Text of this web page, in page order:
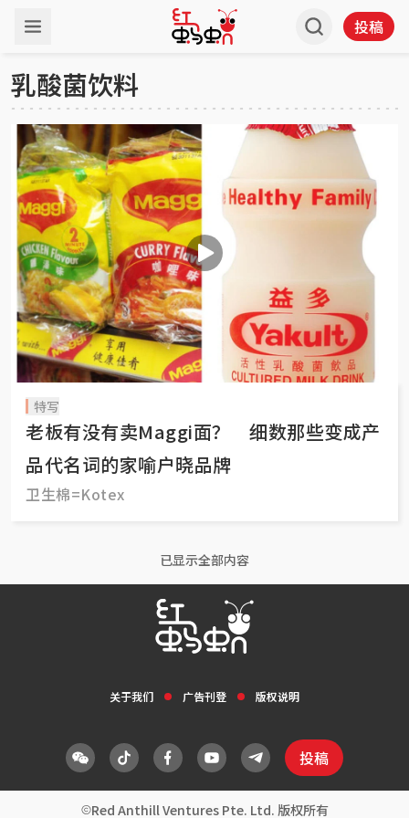
投稿
乳酸菌饮料
特写
老板有没有卖Maggi面？ 细数那些变成产
品代名词的家喻户晓品牌
卫生棉=Kotex
已显示全部内容
关于我们 广告刊登 版权说明
投稿
Red Anthill Ventures Pte. Ltd. 版权所有